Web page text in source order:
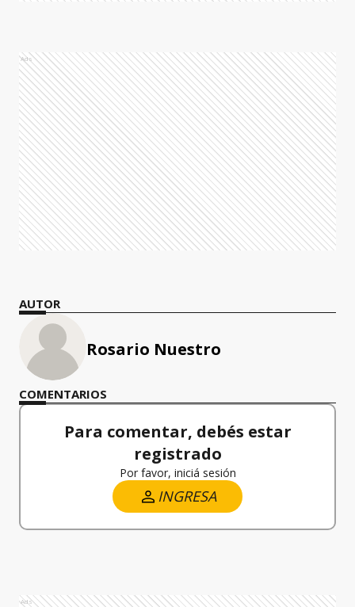
Ads
AUTOR
Rosario Nuestro
COMENTARIOS
Para comentar, debés estar
registrado
Por favor, iniciá sesión
INGRESA
Ads